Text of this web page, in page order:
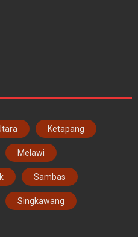
Ketapang
Melawi
Sambas
Singkawang